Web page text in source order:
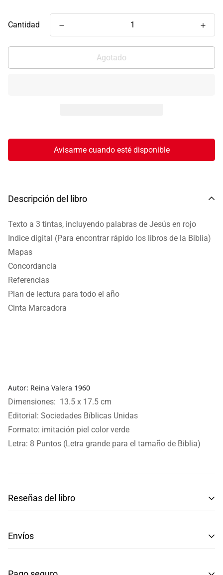
Cantidad
Agotado
Avisarme cuando esté disponible
Descripción del libro
Texto a 3 tintas, incluyendo palabras de Jesús en rojo
Indice digital (Para encontrar rápido los libros de la Biblia)
Mapas
Concordancia
Referencias
Plan de lectura para todo el año
Cinta Marcadora
Autor: Reina Valera 1960
Dimensiones: 13.5 x 17.5 cm
Editorial: Sociedades Bíblicas Unidas
Formato: imitación piel color verde
Letra: 8 Puntos (Letra grande para el tamaño de Biblia)
Reseñas del libro
Envíos